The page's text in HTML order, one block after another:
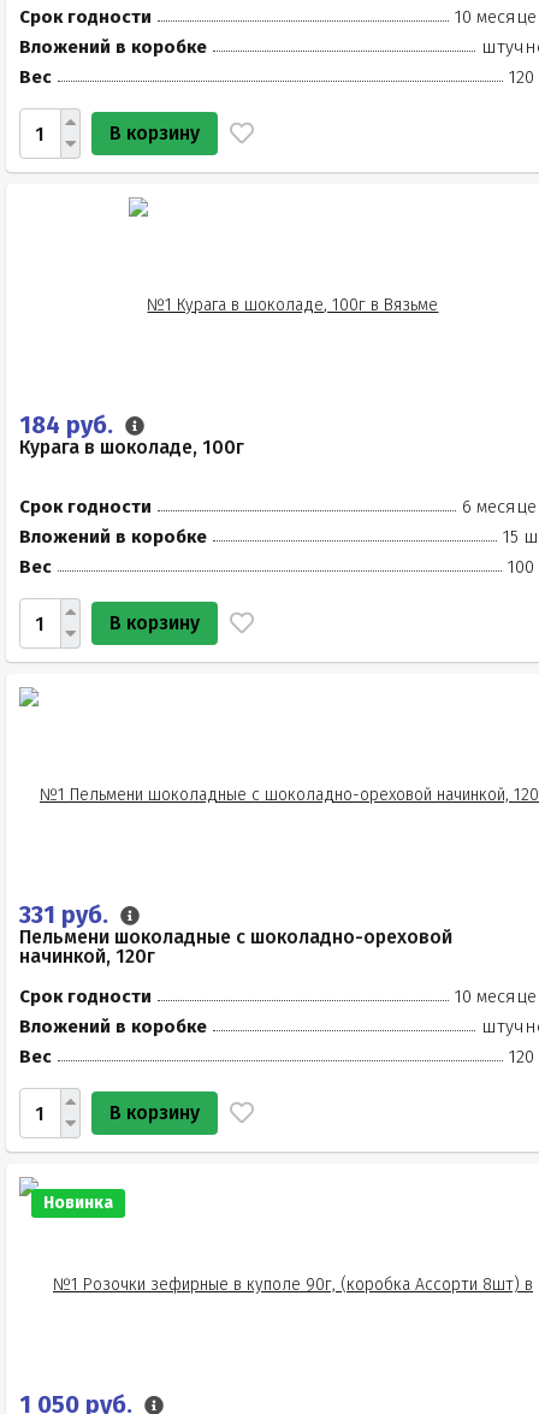
Срок годности
10
Вложений в коробке
Вес
120
В корзину
184 руб.
Курага в шоколаде, 100г
Срок годности
6
Вложений в коробке
15
Вес
100
В корзину
331 руб.
Пельмени шоколадные с шоколадно-ореховой
начинкой, 120г
Срок годности
10
Вложений в коробке
Вес
120
В корзину
Новинка
1 050 руб.